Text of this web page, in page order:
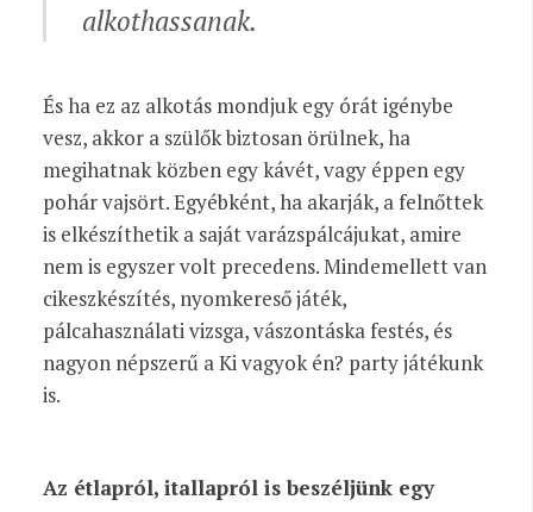
alkothassanak.
És ha ez az alkotás mondjuk egy órát igénybe
vesz, akkor a szülők biztosan örülnek, ha
megihatnak közben egy kávét, vagy éppen egy
pohár vajsört. Egyébként, ha akarják, a felnőttek
is elkészíthetik a saját varázspálcájukat, amire
nem is egyszer volt precedens. Mindemellett van
cikeszkészítés, nyomkereső játék,
pálcahasználati vizsga, vászontáska festés, és
nagyon népszerű a Ki vagyok én? party játékunk
is.
Az étlapról, itallapról is beszéljünk egy